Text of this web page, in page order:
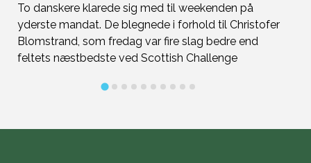
To danskere klarede sig med til weekenden på
yderste mandat. De blegnede i forhold til Christofer
Blomstrand, som fredag var fire slag bedre end
feltets næstbedste ved Scottish Challenge